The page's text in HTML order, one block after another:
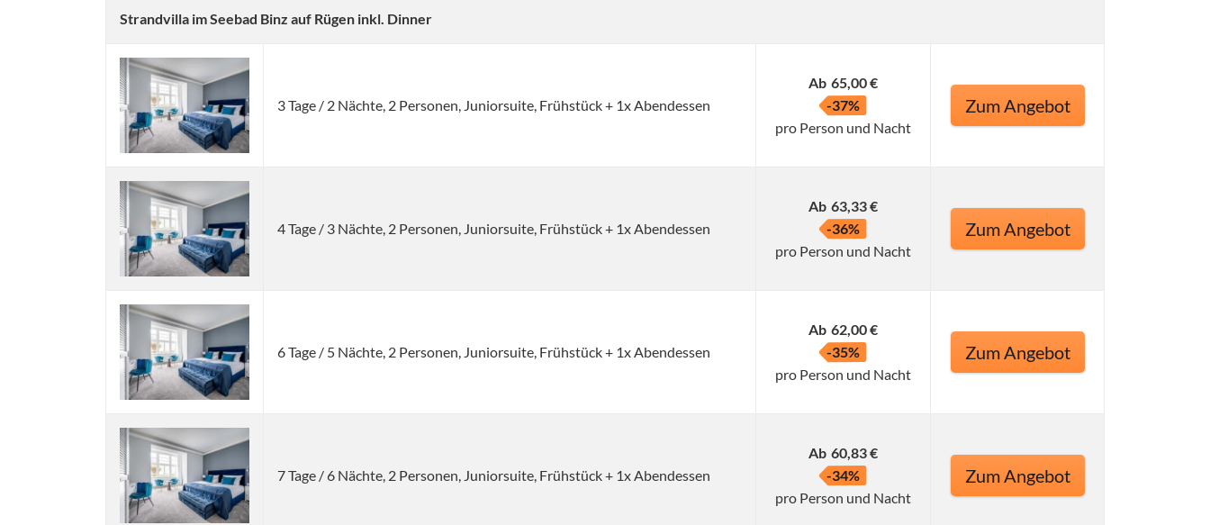
Strandvilla im Seebad Binz auf Rügen inkl. Dinner
3 Tage / 2 Nächte, 2 Personen, Juniorsuite, Frühstück + 1x Abendessen
Ab 65,00 €
-37%
pro Person und Nacht
Zum Angebot
4 Tage / 3 Nächte, 2 Personen, Juniorsuite, Frühstück + 1x Abendessen
Ab 63,33 €
-36%
pro Person und Nacht
Zum Angebot
6 Tage / 5 Nächte, 2 Personen, Juniorsuite, Frühstück + 1x Abendessen
Ab 62,00 €
-35%
pro Person und Nacht
Zum Angebot
7 Tage / 6 Nächte, 2 Personen, Juniorsuite, Frühstück + 1x Abendessen
Ab 60,83 €
-34%
pro Person und Nacht
Zum Angebot